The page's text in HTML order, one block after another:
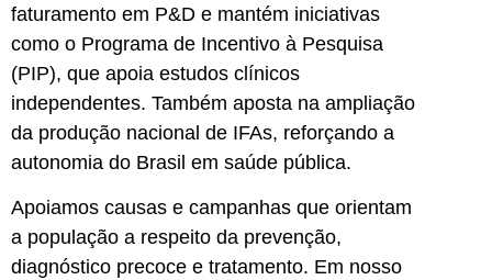
faturamento em P&D e mantém iniciativas
como o Programa de Incentivo à Pesquisa
(PIP), que apoia estudos clínicos
independentes. Também aposta na ampliação
da produção nacional de IFAs, reforçando a
autonomia do Brasil em saúde pública.
Apoiamos causas e campanhas que orientam
a população a respeito da prevenção,
diagnóstico precoce e tratamento. Em nosso